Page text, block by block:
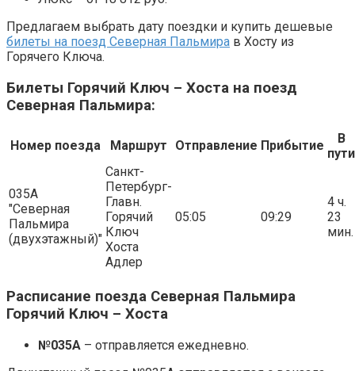
Предлагаем выбрать дату поездки и купить дешевые
билеты на поезд Северная Пальмира в Хосту из
Горячего Ключа.
Билеты Горячий Ключ – Хоста на поезд
Северная Пальмира:
Номер поезда Маршрут Отправление Прибытие
В
пути
035А
"Северная
Пальмира
(двухэтажный)"
Санкт-
Петербург-
Главн.
Горячий
Ключ
Хоста
Адлер
05:05 09:29
4 ч.
23
мин.
Расписание поезда Северная Пальмира
Горячий Ключ – Хоста
№035А – отправляется ежедневно.